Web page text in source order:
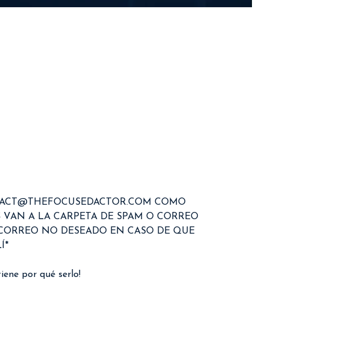
COMO
A LA CARPETA DE SPAM O CORREO
NO DESEADO EN CASO DE QUE
por qué serlo!